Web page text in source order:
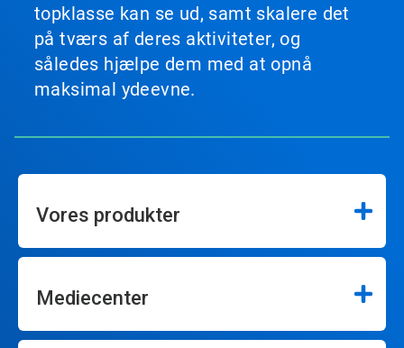
topklasse kan se ud, samt skalere det
på tværs af deres aktiviteter, og
således hjælpe dem med at opnå
maksimal ydeevne.
Vores produkter
Mediecenter